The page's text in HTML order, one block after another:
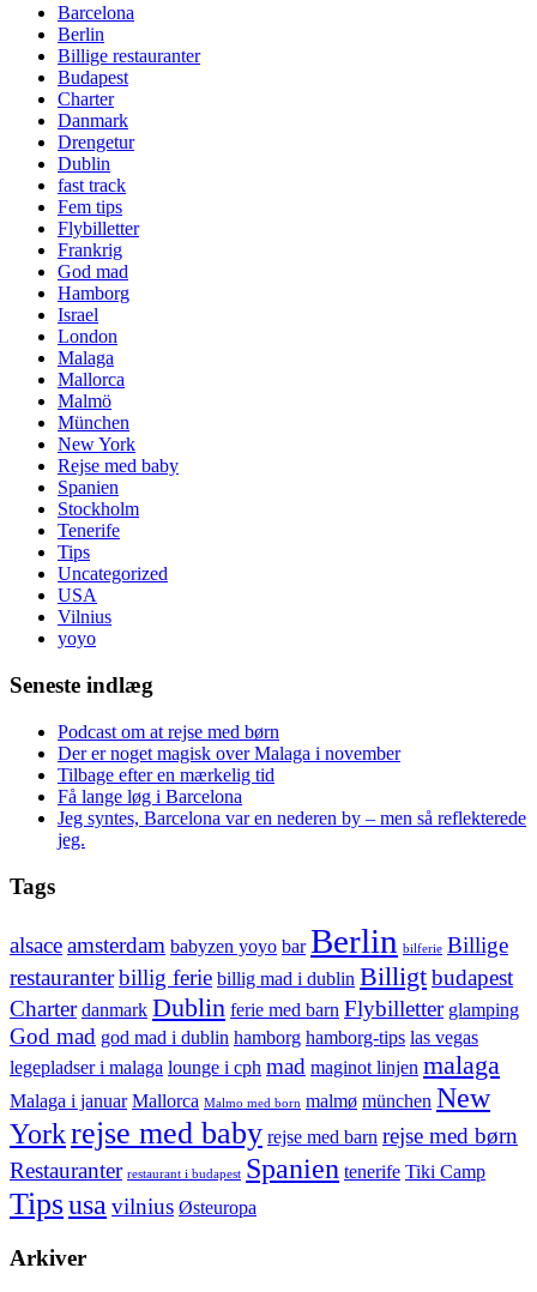
Barcelona
Berlin
Billige restauranter
Budapest
Charter
Danmark
Drengetur
Dublin
fast track
Fem tips
Flybilletter
Frankrig
God mad
Hamborg
Israel
London
Malaga
Mallorca
Malmö
München
New York
Rejse med baby
Spanien
Stockholm
Tenerife
Tips
Uncategorized
USA
Vilnius
yoyo
Seneste indlæg
Podcast om at rejse med børn
Der er noget magisk over Malaga i november
Tilbage efter en mærkelig tid
Få lange løg i Barcelona
Jeg syntes, Barcelona var en nederen by – men så reflekterede
jeg.
Tags
alsaceamsterdam babyzen yoyo bar Berlin bilferie Billige
restauranterbillig ferie billig mad i dublin Billigtbudapest
Charter danmark Dublin ferie med barn Flybilletter glamping
God mad god mad i dublin hamborg hamborg-tips las vegas
legepladser i malaga lounge i cph mad maginot linjen malaga
Malaga i januar Mallorca Malmo med born malmø münchen New
Yorkrejse med baby rejse med barn rejse med børn
Restauranter restaurant i budapest Spanien tenerife Tiki Camp
Tipsusa vilnius Østeuropa
Arkiver